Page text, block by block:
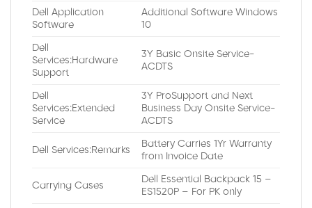
Dell Application
Software
Additional Software Windows
10
Dell
Services:Hardware
Support
3Y Basic Onsite Service-
ACDTS
Dell
Services:Extended
Service
3Y ProSupport and Next
Business Day Onsite Service-
ACDTS
Dell Services:Remarks
Battery Carries 1Yr Warranty
from Invoice Date
Carrying Cases
Dell Essential Backpack 15 –
ES1520P – For PK only